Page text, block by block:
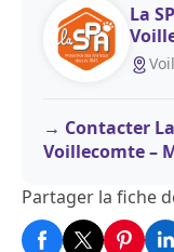
La
Contacter
Voillecomte –
Partager la fiche